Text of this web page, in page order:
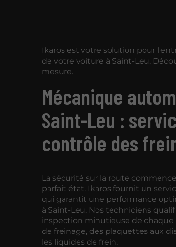
Ikaros est votre solution pour
de votre voiture à Saint-Leu.
mesure.
Mécanique
Saint-Leu :
contrôle des
La sécurité sur la route
parfait état. Ikaros fournit un
qui garantit une performance
à Saint-Leu. Nos techniciens
inspection minutieuse de
de freinage, des plaquettes aux
les liquides de frein.